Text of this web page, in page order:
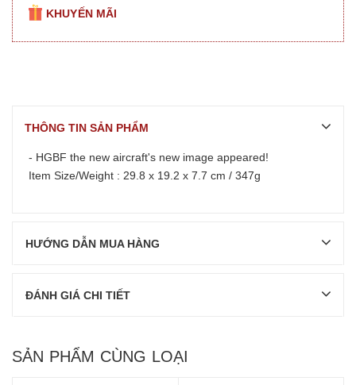
KHUYẾN MÃI
THÔNG TIN SẢN PHẨM
- HGBF the new aircraft's new image appeared!
Item Size/Weight : 29.8 x 19.2 x 7.7 cm / 347g
HƯỚNG DẪN MUA HÀNG
ĐÁNH GIÁ CHI TIẾT
SẢN PHẨM CÙNG LOẠI